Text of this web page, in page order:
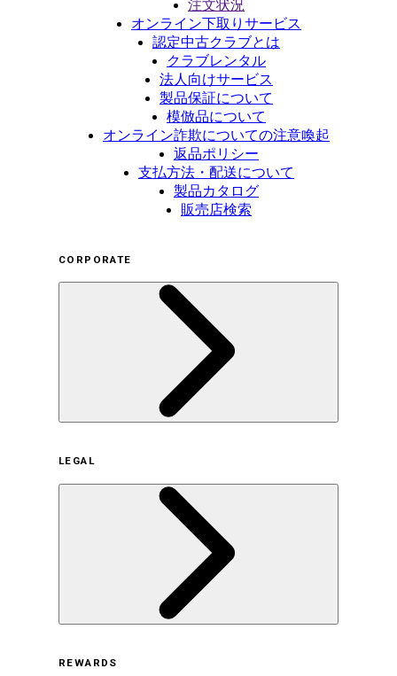
注文状況
オンライン下取りサービス
認定中古クラブとは
クラブレンタル
法人向けサービス
製品保証について
模倣品について
オンライン詐欺についての注意喚起
返品ポリシー
支払方法・配送について
製品カタログ
販売店検索
CORPORATE
サステナビリティの取り組み（日本）
サステナビリティの取り組み（米国/英語）
ヒストリー
採用情報
LEGAL
REWARDS